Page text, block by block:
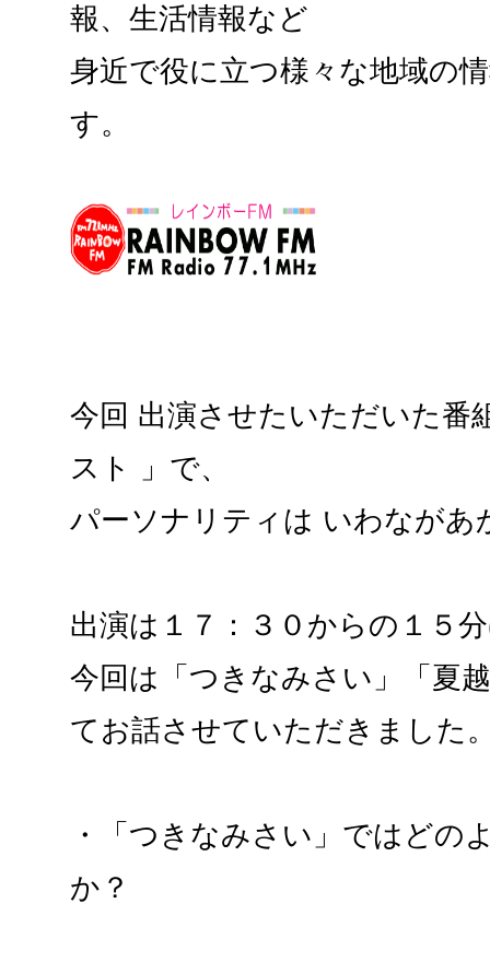
報、生活情報など
身近で役に立つ様々な地域の
す。
今回 出演させたいただいた
スト 」で、
パーソナリティは いわながあ
出演は１７：３０からの１５
今回は「つきなみさい」「夏
てお話させていただきました
・「つきなみさい」ではどの
か？